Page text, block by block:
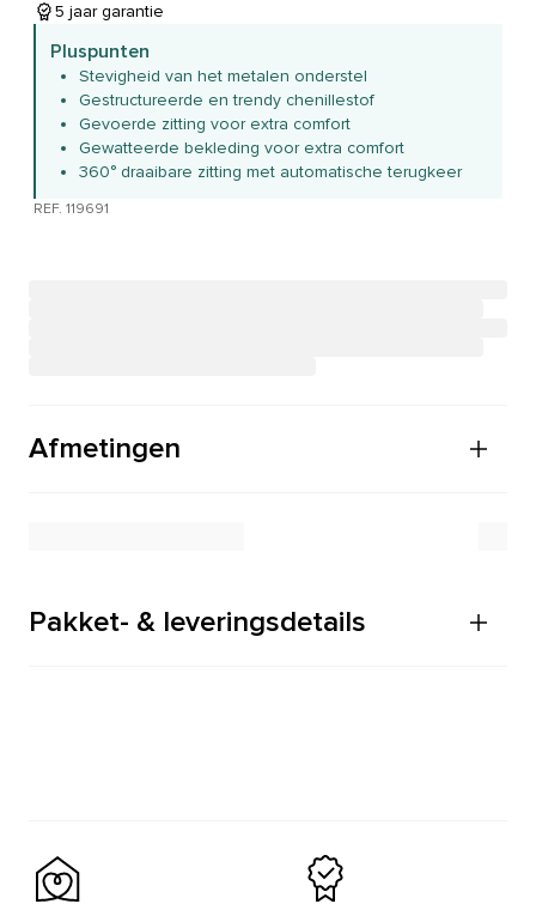
5 jaar garantie
Pluspunten
Stevigheid van het metalen onderstel
Gestructureerde en trendy chenillestof
Gevoerde zitting voor extra comfort
Gewatteerde bekleding voor extra comfort
360° draaibare zitting met automatische terugkeer
REF. 119691
Afmetingen
Pakket- & leveringsdetails